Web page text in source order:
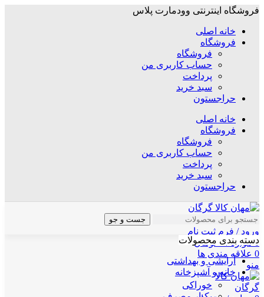
فروشگاه اینترنتی وودمارت پلاس
خانه اصلی
فروشگاه
فروشگاه
حساب کاربری من
پرداخت
سبد خرید
حراجستون
خانه اصلی
فروشگاه
فروشگاه
حساب کاربری من
پرداخت
سبد خرید
حراجستون
جست و جو
ورود / فرم ثبت نام
0 موارد / ۰ تومان
0 علاقه مندی ها
منو
دسته بندی محصولات
آرایشی و بهداشتی
خانه و آشپزخانه
خوراکی